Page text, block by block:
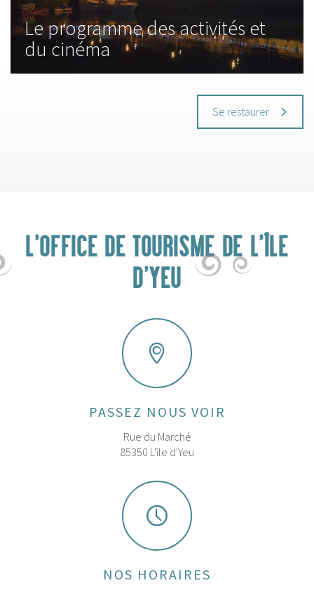
Le programme des activités et
du cinéma
Se restaurer
L'OFFICE DE TOURISME DE L'ÎLE
D'YEU
PASSEZ NOUS VOIR
Rue du Marché
85350 L'île d'Yeu
NOS HORAIRES